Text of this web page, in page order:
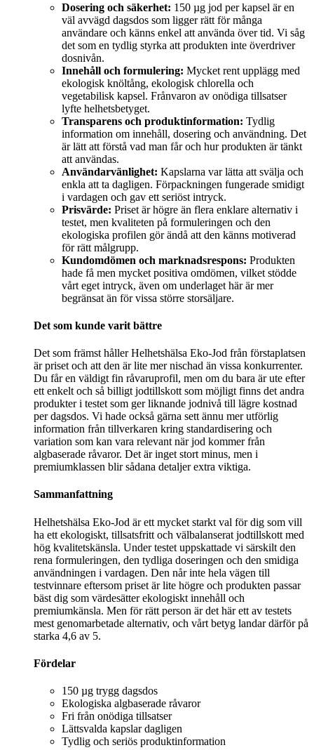
Dosering och säkerhet: 150 µg jod per kapsel är en
väl avvägd dagsdos som ligger rätt för många
användare och känns enkel att använda över tid. Vi såg
det som en tydlig styrka att produkten inte överdriver
dosnivån.
Innehåll och formulering: Mycket rent upplägg med
ekologisk knöltång, ekologisk chlorella och
vegetabilisk kapsel. Frånvaron av onödiga tillsatser
lyfte helhetsbetyget.
Transparens och produktinformation: Tydlig
information om innehåll, dosering och användning. Det
är lätt att förstå vad man får och hur produkten är tänkt
att användas.
Användarvänlighet: Kapslarna var lätta att svälja och
enkla att ta dagligen. Förpackningen fungerade smidigt
i vardagen och gav ett seriöst intryck.
Prisvärde: Priset är högre än flera enklare alternativ i
testet, men kvaliteten på formuleringen och den
ekologiska profilen gör ändå att den känns motiverad
för rätt målgrupp.
Kundomdömen och marknadsrespons: Produkten
hade få men mycket positiva omdömen, vilket stödde
vårt eget intryck, även om underlaget här är mer
begränsat än för vissa större storsäljare.
Det som kunde varit bättre
Det som främst håller Helhetshälsa Eko-Jod från förstaplatsen
är priset och att den är lite mer nischad än vissa konkurrenter.
Du får en väldigt fin råvaruprofil, men om du bara är ute efter
ett enkelt och så billigt jodtillskott som möjligt finns det andra
produkter i testet som ger liknande jodnivå till lägre kostnad
per dagsdos. Vi hade också gärna sett ännu mer utförlig
information från tillverkaren kring standardisering och
variation som kan vara relevant när jod kommer från
algbaserade råvaror. Det är inget stort minus, men i
premiumklassen blir sådana detaljer extra viktiga.
Sammanfattning
Helhetshälsa Eko-Jod är ett mycket starkt val för dig som vill
ha ett ekologiskt, tillsatsfritt och välbalanserat jodtillskott med
hög kvalitetskänsla. Under testet uppskattade vi särskilt den
rena formuleringen, den tydliga doseringen och den smidiga
användningen i vardagen. Den når inte hela vägen till
testvinnare eftersom priset är lite högre och produkten passar
bäst dig som värdesätter ekologiskt innehåll och
premiumkänsla. Men för rätt person är det här ett av testets
mest genomarbetade alternativ, och vårt betyg landar därför på
starka 4,6 av 5.
Fördelar
150 µg trygg dagsdos
Ekologiska algbaserade råvaror
Fri från onödiga tillsatser
Lättsvalda kapslar dagligen
Tydlig och seriös produktinformation